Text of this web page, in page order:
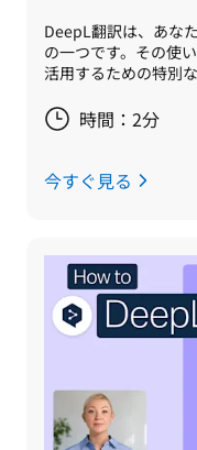
DeepL翻訳は、あな
の一つです。その使
活用するための特別
時間：2分
今すぐ見る